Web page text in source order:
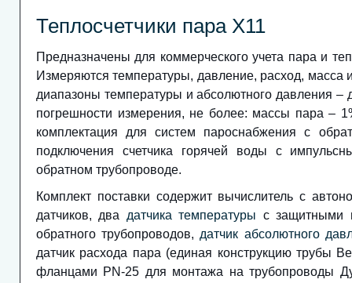
Коректор об’єму газу В25
Теплосчетчики пара Х11
Предназначены для коммерческого учета пара и
Измеряются температуры, давление, расход, масса
диапазоны температуры и абсолютного давления
погрешности измерения, не более: массы пара –
комплектация для систем пароснабжения с
подключения счетчика горячей воды с
обратном трубопроводе.
Комплект поставки содержит вычислитель с
датчиков, два датчика температуры с защитными
обратного трубопроводов, датчик абсолютного
датчик расхода пара (единая конструкцию трубы
фланцами PN-25 для монтажа на трубопроводы